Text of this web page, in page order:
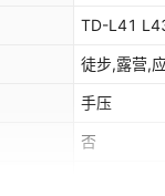
TD-L41
徒步,露营,
手压
否